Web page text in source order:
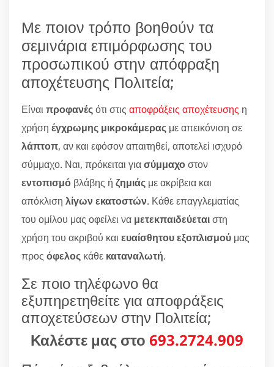
Με ποιον τρόπο βοηθούν τα
σεμινάρια επιμόρφωσης του
προσωπικού στην απόφραξη
αποχέτευσης Πολιτεία;
Είναι προφανέςότι στις αποφράξεις αποχέτευσης η
χρήση έγχρωμης μικροκάμερας με απεικόνιση σε
λάπτοπ, αν και εφόσον απαιτηθεί, αποτελεί ισχυρό
σύμμαχο. Ναι, πρόκειται γιασύμμαχοστον
εντοπισμό βλάβης ή ζημιάς με ακρίβεια και
απόκλιση λίγων εκατοστών. Κάθε επαγγλεματίας
του ομίλου μας οφείλει να μετεκπαιδεύεταιστη
χρήση του ακριβού και ευαίσθητου εξοπλισμού μας
προς όφελος κάθε καταναλωτή.
Σε ποιο τηλέφωνο θα
εξυπηρετηθείτε για αποφράξεις
αποχετεύσεων στην Πολιτεία;
Καλέστε μας στο 693.2724.909